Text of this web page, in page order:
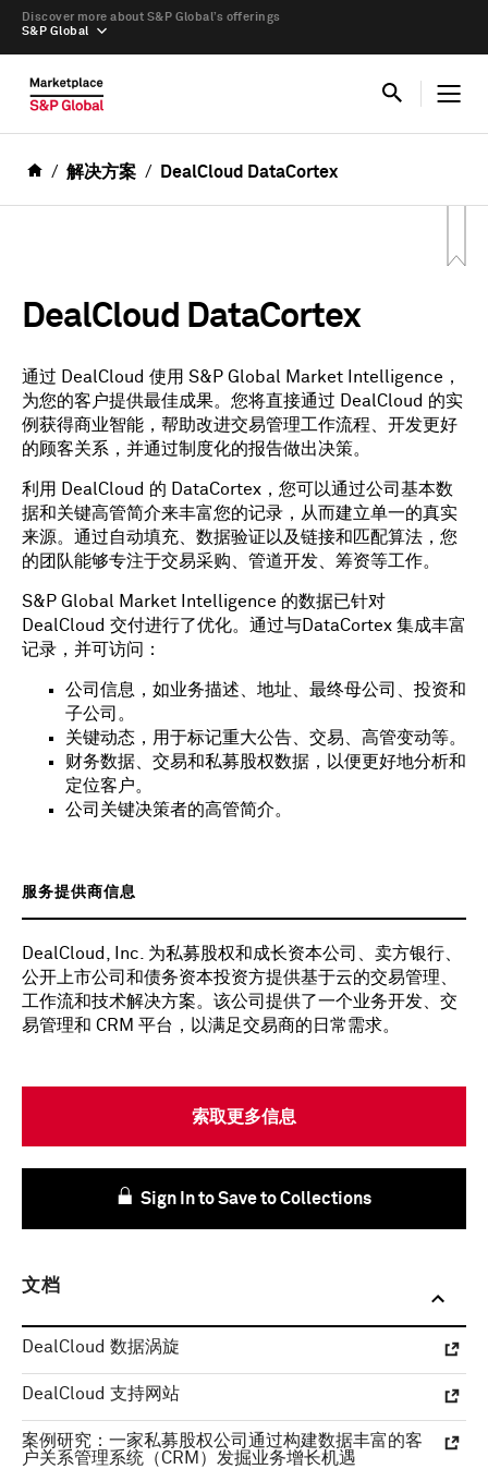
S&P Global
Discover more about S&P Global’s offerings
解决方案 DealCloud DataCortex
DealCloud DataCortex
通过 DealCloud 使用 S&P Global Market Intelligence，
为您的客户提供最佳成果。您将直接通过 DealCloud 的实
例获得商业智能，帮助改进交易管理工作流程、开发更好
的顾客关系，并通过制度化的报告做出决策。
利用 DealCloud 的 DataCortex，您可以通过公司基本数
据和关键高管简介来丰富您的记录，从而建立单一的真实
来源。通过自动填充、数据验证以及链接和匹配算法，您
的团队能够专注于交易采购、管道开发、筹资等工作。
S&P Global Market Intelligence 的数据已针对
DealCloud 交付进行了优化。通过与DataCortex 集成丰富
记录，并可访问：
公司信息，如业务描述、地址、最终母公司、投资和
子公司。
关键动态，用于标记重大公告、交易、高管变动等。
财务数据、交易和私募股权数据，以便更好地分析和
定位客户。
公司关键决策者的高管简介。
服务提供商信息
DealCloud, Inc. 为私募股权和成长资本公司、卖方银行、
公开上市公司和债务资本投资方提供基于云的交易管理、
工作流和技术解决方案。该公司提供了一个业务开发、交
易管理和 CRM 平台，以满足交易商的日常需求。
索取更多信息
Sign In to Save to Collections
文档
DealCloud 数据涡旋
DealCloud 支持网站
案例研究：一家私募股权公司通过构建数据丰富的客
户关系管理系统（CRM）发掘业务增长机遇